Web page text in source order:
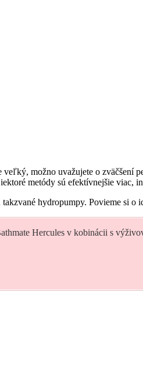
možno uvažujete o
metódy sú efektívnejšie viac,
hydropumpy. Povieme si
Hercules v kobinácii s